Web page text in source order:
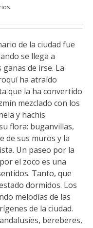
de la ciudad fue
se llega a
de irse. La
ha atraído
que la ha convertido
mezclado con los
y hachis
flora: buganvillas,
de sus muros y la
Un paseo por la
el zoco es una
Tanto, que
dormidos. Los
melodías de las
de la ciudad.
bereberes,